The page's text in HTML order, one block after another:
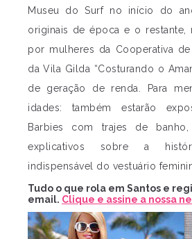
Museu do Surf no início do
originais de época e o restante,
por mulheres da Cooperativa
da Vila Gilda “Costurando o
de geração de renda. Para
idades: também estarão
Barbies com trajes de
explicativos sobre a
indispensável do vestuário
Tudo o que rola em Santos e
email. Clique e assine a nossa